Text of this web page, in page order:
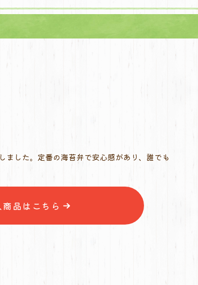
ました。定番の海苔弁で安心感があり、誰でも
商品はこちら